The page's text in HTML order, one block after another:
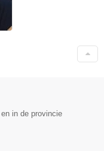
in de provincie